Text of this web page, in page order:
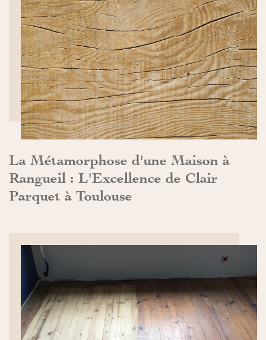
La Métamorphose d'une Maison à
Rangueil : L'Excellence de Clair
Parquet à Toulouse
DÉCOUVRIR>>
DÉCOUVRIR>>